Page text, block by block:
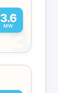
3.6
MW
3